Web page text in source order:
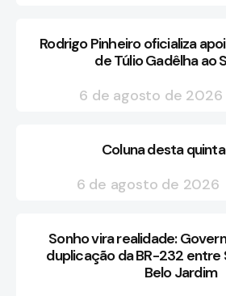
Rodrigo Pinheiro oficializa
de Túlio Gadêlha ao
6 de agosto de 2026
Coluna desta
6 de agosto de 2026
Sonho vira realidade:
duplicação da BR-232 entre
Belo Jardim